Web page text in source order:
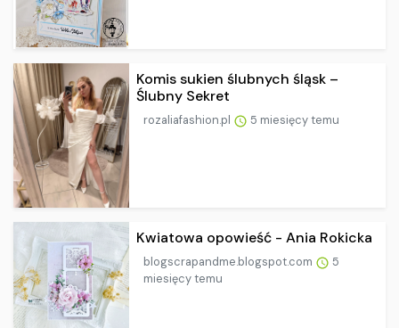
Komis sukien ślubnych śląsk –
Ślubny Sekret
rozaliafashion.pl 5 miesięcy temu
Kwiatowa opowieść - Ania Rokicka
blogscrapandme.blogspot.com
5
miesięcy temu